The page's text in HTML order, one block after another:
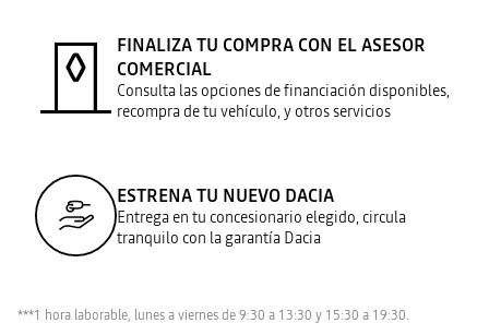
FINALIZA TU COMPRA CON EL ASESOR
COMERCIAL
Consulta las opciones de financiación disponibles,
recompra de tu vehículo, y otros servicios
ESTRENA TU NUEVO DACIA
Entrega en tu concesionario elegido, circula
tranquilo con la garantía Dacia
***1 hora laborable, lunes a viernes de 9:30 a 13:30 y 15:30 a 19:30.